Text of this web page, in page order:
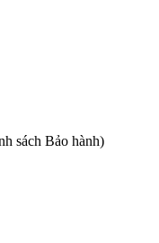
sách Bảo hành)